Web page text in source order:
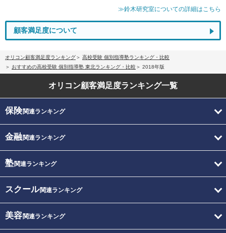
≫鈴木研究室についての詳細はこちら
顧客満足度について
オリコン顧客満足度ランキング
高校受験 個別指導塾ランキング・比較
おすすめの高校受験 個別指導塾 東北ランキング・比較
2018年版
オリコン顧客満足度ランキング一覧
保険関連ランキング
金融関連ランキング
塾関連ランキング
スクール関連ランキング
美容関連ランキング